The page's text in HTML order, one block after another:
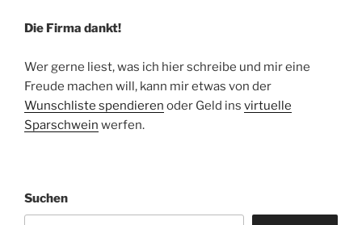
Die Firma dankt!
Wer gerne liest, was ich hier schreibe und mir eine
Freude machen will, kann mir etwas von der
Wunschliste spendieren oder Geld ins virtuelle
Sparschwein werfen.
Suchen